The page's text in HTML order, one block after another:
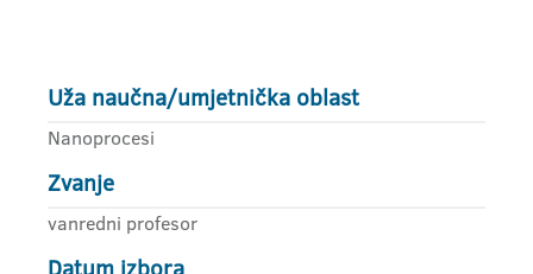
Uža naučna/umjetnička oblast
Nanoprocesi
Zvanje
vanredni profesor